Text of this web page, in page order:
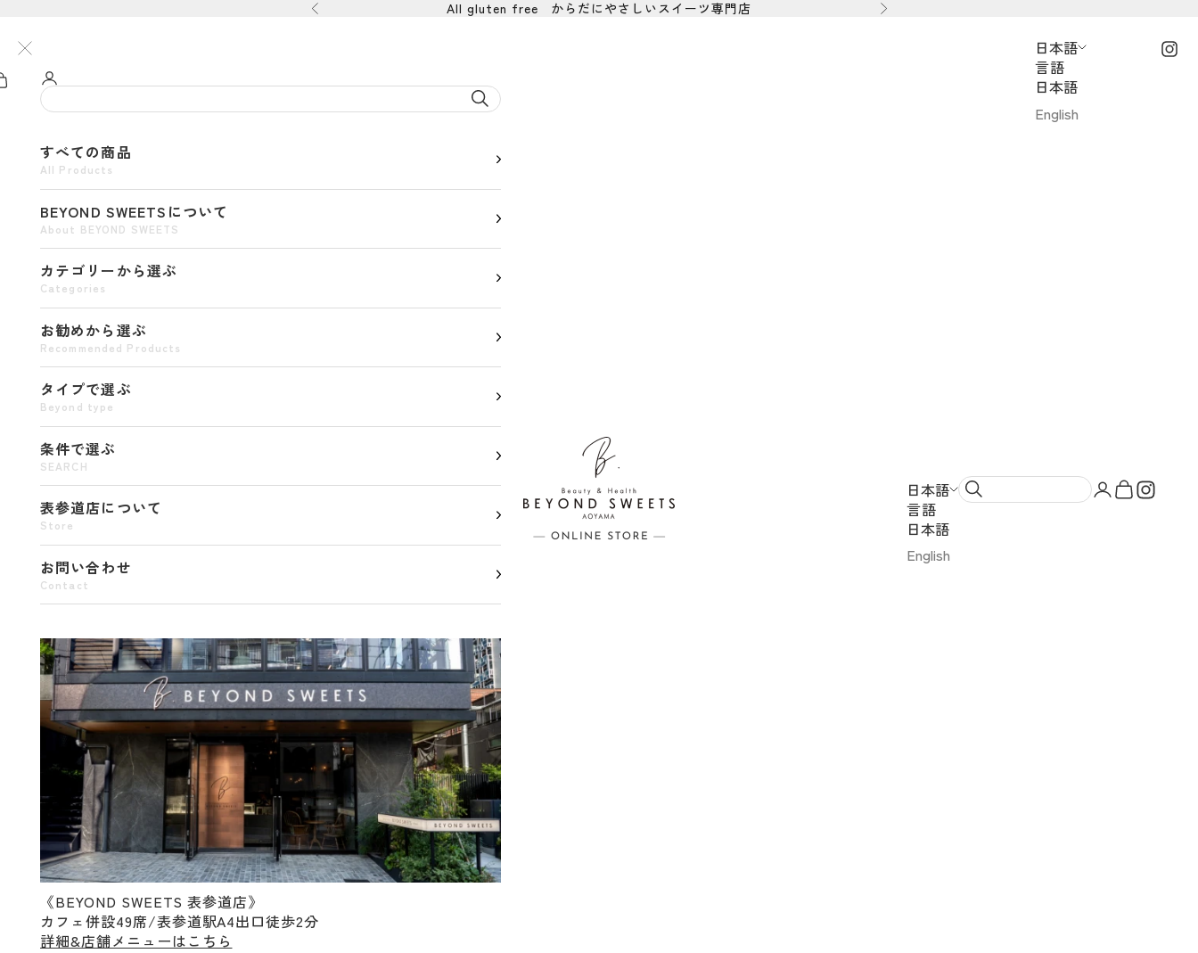
前へ All gluten free からだにやさしいスイーツ専門店 次へ
BEYOND SWEETS公式サイト（ビヨンドスイーツ）
日本語
言語
日本語
English
アカウントペ
カートを開
日本語
言語
日本語
English
すべての商品
All Products
BEYOND SWEETSについて
About BEYOND SWEETS
カテゴリーから選ぶ
Categories
お勧めから選ぶ
Recommended Products
タイプで選ぶ
Beyond type
条件で選ぶ
SEARCH
表参道店について
Store
お問い合わせ
Contact
《BEYOND SWEETS 表参道店》
カフェ併設49席/表参道駅A4出口徒歩2分
詳細&店舗メニューはこちら